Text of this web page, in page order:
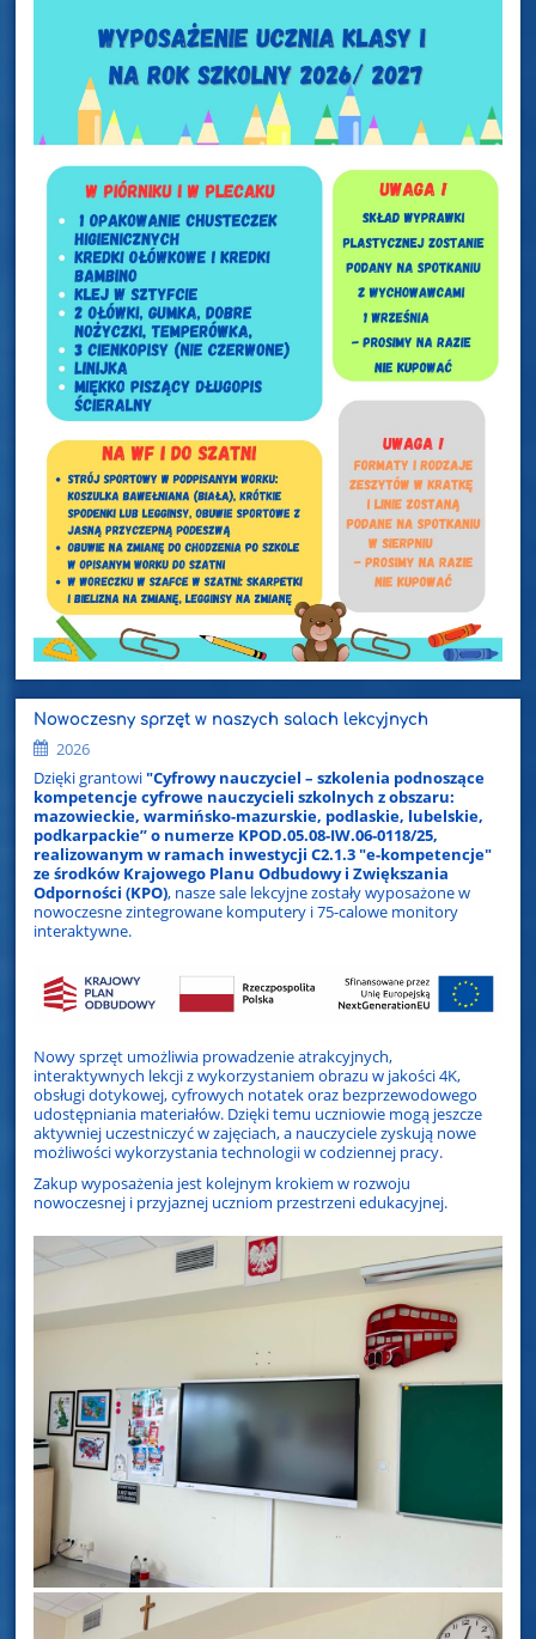
Nowoczesny sprzęt w naszych salach lekcyjnych
2026
Dzięki grantowi"Cyfrowy nauczyciel – szkolenia podnoszące
kompetencje cyfrowe nauczycieli szkolnych z obszaru:
mazowieckie, warmińsko-mazurskie, podlaskie, lubelskie,
podkarpackie” o numerze KPOD.05.08-IW.06-0118/25,
realizowanym w ramach inwestycji C2.1.3 "e-kompetencje"
ze środków Krajowego Planu Odbudowy i Zwiększania
Odporności (KPO), nasze sale lekcyjne zostały wyposażone w
nowoczesne zintegrowane komputery i 75-calowe monitory
interaktywne.
Nowy sprzęt umożliwia prowadzenie atrakcyjnych,
interaktywnych lekcji z wykorzystaniem obrazu w jakości 4K,
obsługi dotykowej, cyfrowych notatek oraz bezprzewodowego
udostępniania materiałów. Dzięki temu uczniowie mogą jeszcze
aktywniej uczestniczyć w zajęciach, a nauczyciele zyskują nowe
możliwości wykorzystania technologii w codziennej pracy.
Zakup wyposażenia jest kolejnym krokiem w rozwoju
nowoczesnej i przyjaznej uczniom przestrzeni edukacyjnej.